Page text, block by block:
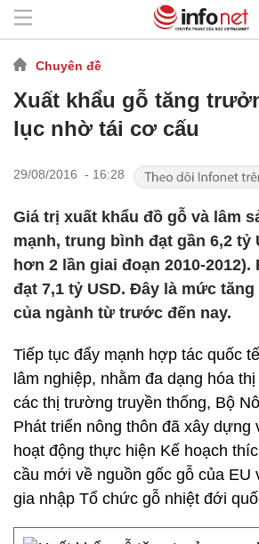
Chuyên đề
Xuất khẩu gỗ tăng
lục nhờ tái cơ cấu
29/08/2016 - 16:28
Giá trị xuất khẩu đồ gỗ và lâm
mạnh, trung bình đạt gần 6,2 tỷ
hơn 2 lần giai đoạn 2010-2012).
đạt 7,1 tỷ USD. Đây là mức
của ngành từ trước đến nay.
Tiếp tục đẩy mạnh hợp tác quốc
lâm nghiệp, nhằm đa dạng hóa
các thị trường truyền thống, Bộ
Phát triển nông thôn đã xây dựng
hoạt động thực hiện Kế hoạch
cầu mới về nguồn gốc gỗ của EU
gia nhập Tổ chức gỗ nhiệt đới